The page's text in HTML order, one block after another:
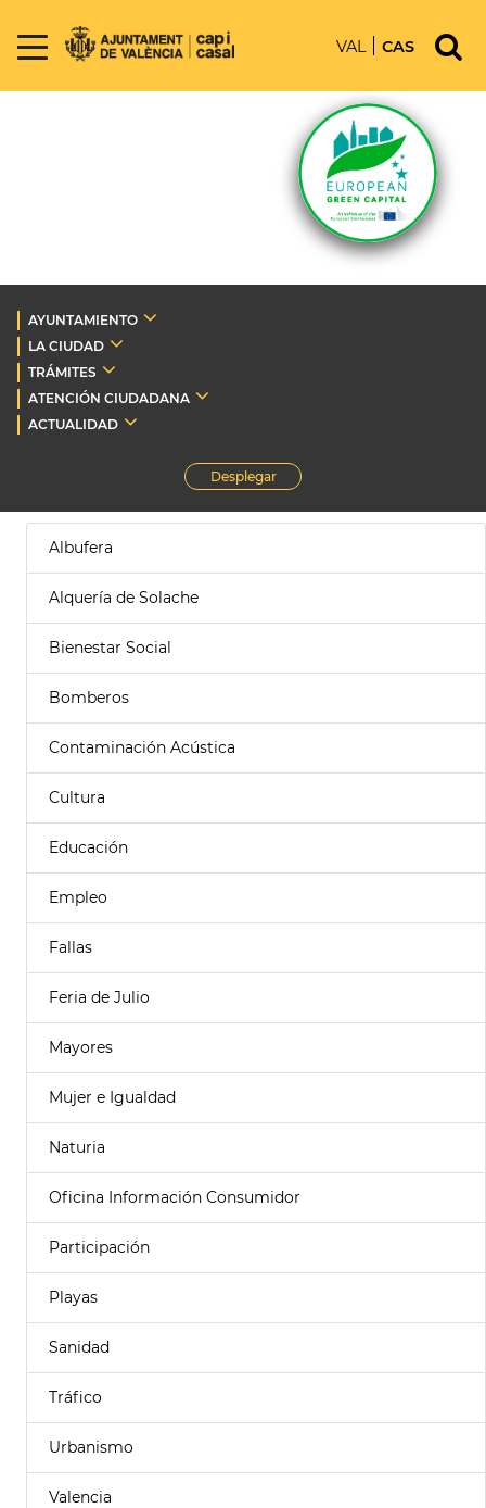
VAL CAS
AYUNTAMIENTO
LA CIUDAD
TRÁMITES
ATENCIÓN CIUDADANA
ACTUALIDAD
Desplegar
Albufera
Alquería de Solache
Bienestar Social
Bomberos
Contaminación Acústica
Cultura
Educación
Empleo
Fallas
Feria de Julio
Mayores
Mujer e Igualdad
Naturia
Oficina Información Consumidor
Participación
Playas
Sanidad
Tráfico
Urbanismo
Valencia